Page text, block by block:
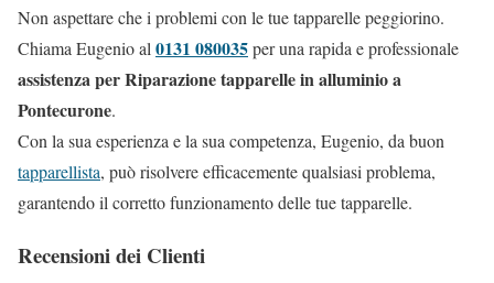
Non aspettare che i problemi con le tue tapparelle peggiorino.
Chiama Eugenio al 0131 080035per una rapida e professionale
assistenza per Riparazione tapparelle in alluminio a
Pontecurone.
Con la sua esperienza e la sua competenza, Eugenio, da buon
tapparellista, può risolvere efficacemente qualsiasi problema,
garantendo il corretto funzionamento delle tue tapparelle.
Recensioni dei Clienti